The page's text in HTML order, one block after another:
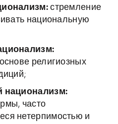
стремление
национальную
религиозных
национализм:
часто
нетерпимостью и